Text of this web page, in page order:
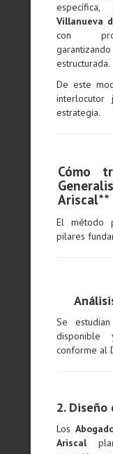
Villanueva
con
estructurada.
De este
interlocutor
estrategia.
Cómo
Ariscal**
El método
pilares
Se
conforme al
2.
Los
Ariscal